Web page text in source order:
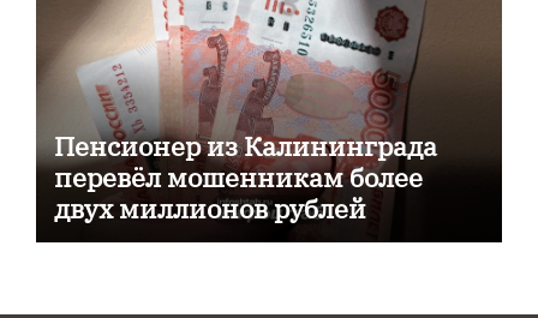
Пенсионер из Калининграда
перевёл мошенникам более
двух миллионов рублей